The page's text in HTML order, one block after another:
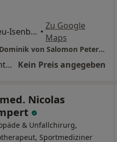
Robert-Koch-Str. 5, Neu-Isenburg •
Zu Google
Maps
ORTHO-ONE GbR Dres. Dominik von Salomon Peter Kwasniok Andreas Hild u.w.
Sportmedizinische Untersuchung Kein Preis angegeben
Nicolas
& Unfallchirurg,
Sportmediziner